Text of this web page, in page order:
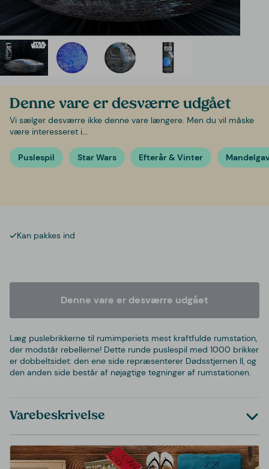
Denne vare er desværre udgået
Vi sælger desværre ikke denne vare længere. Men du vil måske
være interesseret i...
Puslespil Star Wars Efterår & Vinter
Kan pakkes ind
Denne vare er desværre udgået
Læg puslebrikkerne til rumimperiets mest kraftfulde rumstation,
der modstår rebellerne! Dette runde puslespil med 1000 brikker
er dobbeltsidet: den ene side repræsenterer Dødsstjernen II, og
den anden side består af nøjagtige tegninger af rumstationen.
Varebeskrivelse